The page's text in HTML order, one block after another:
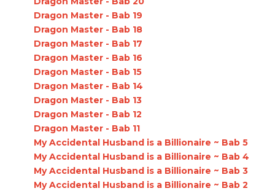
Dragon Master - Bab 19
Dragon Master - Bab 18
Dragon Master - Bab 17
Dragon Master - Bab 16
Dragon Master - Bab 15
Dragon Master - Bab 14
Dragon Master - Bab 13
Dragon Master - Bab 12
Dragon Master - Bab 11
My Accidental Husband is a Billionaire ~ Bab 5
My Accidental Husband is a Billionaire ~ Bab 4
My Accidental Husband is a Billionaire ~ Bab 3
My Accidental Husband is a Billionaire ~ Bab 2